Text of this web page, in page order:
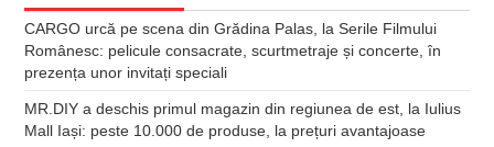
CARGO urcă pe scena din Grădina Palas, la Serile Filmului
Românesc: pelicule consacrate, scurtmetraje și concerte, în
prezența unor invitați speciali
MR.DIY a deschis primul magazin din regiunea de est, la Iulius
Mall Iași: peste 10.000 de produse, la prețuri avantajoase